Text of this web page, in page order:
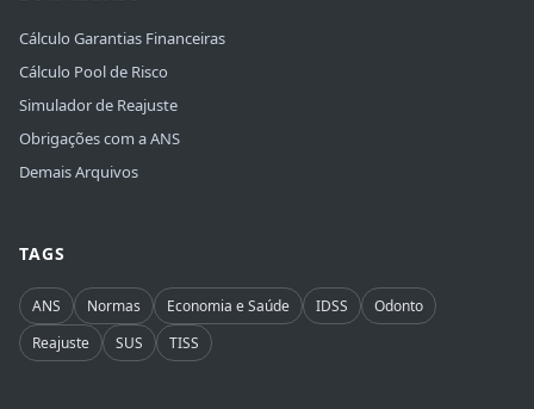
Cálculo Garantias Financeiras
Cálculo Pool de Risco
Simulador de Reajuste
Obrigações com a ANS
Demais Arquivos
TAGS
ANS Normas Economia e Saúde IDSS
Odonto
Reajuste
SUS TISS